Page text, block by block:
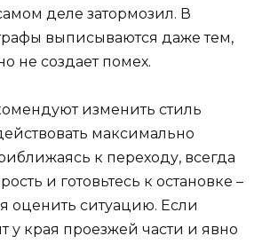
деле затормозил. В
выписываются даже тем,
не создает помех.
изменить стиль
максимально
к переходу, всегда
и готовьтесь к остановке –
оценить ситуацию. Если
у края проезжей части и явно